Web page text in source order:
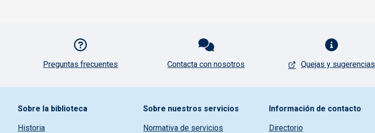
Preguntas frecuentes Contacta con nosotros Quejas y sugerencias
Sobre la biblioteca
Historia
Sobre nuestros servicios
Normativa de servicios
Información de contacto
Directorio